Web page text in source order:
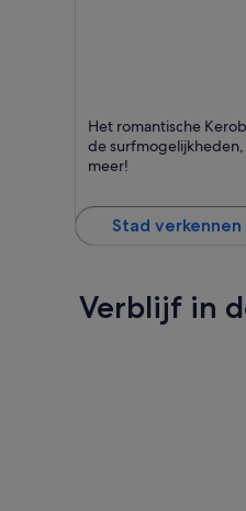
Staat bekend om
Het romantische
de
meer!
Stad verkennen
Verblijf in